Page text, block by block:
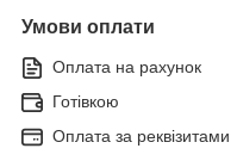
Умови оплати
Оплата на рахунок
Готівкою
Оплата за реквізитами